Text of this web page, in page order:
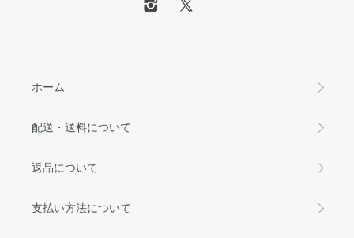
ホーム
配送・送料について
返品について
支払い方法について